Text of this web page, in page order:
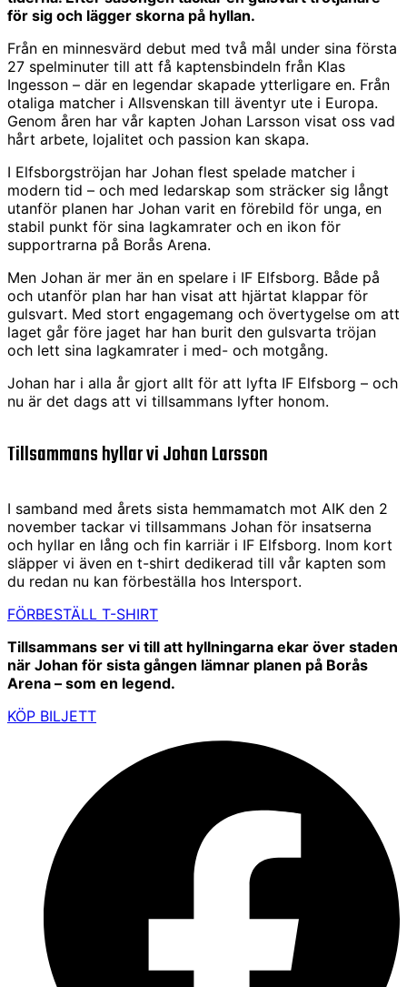
för sig och lägger skorna på hyllan.
Från en minnesvärd debut med två mål under sina första
27 spelminuter till att få kaptensbindeln från Klas
Ingesson – där en legendar skapade ytterligare en. Från
otaliga matcher i Allsvenskan till äventyr ute i Europa.
Genom åren har vår kapten Johan Larsson visat oss vad
hårt arbete, lojalitet och passion kan skapa.
I Elfsborgströjan har Johan flest spelade matcher i
modern tid – och med ledarskap som sträcker sig långt
utanför planen har Johan varit en förebild för unga, en
stabil punkt för sina lagkamrater och en ikon för
supportrarna på Borås Arena.
Men Johan är mer än en spelare i IF Elfsborg. Både på
och utanför plan har han visat att hjärtat klappar för
gulsvart. Med stort engagemang och övertygelse om att
laget går före jaget har han burit den gulsvarta tröjan
och lett sina lagkamrater i med- och motgång.
Johan har i alla år gjort allt för att lyfta IF Elfsborg – och
nu är det dags att vi tillsammans lyfter honom.
Tillsammans hyllar vi Johan Larsson
I samband med årets sista hemmamatch mot AIK den 2
november tackar vi tillsammans Johan för insatserna
och hyllar en lång och fin karriär i IF Elfsborg. Inom kort
släpper vi även en t-shirt dedikerad till vår kapten som
du redan nu kan förbeställa hos Intersport.
FÖRBESTÄLL T-SHIRT
Tillsammans ser vi till att hyllningarna ekar över staden
när Johan för sista gången lämnar planen på Borås
Arena – som en legend.
KÖP BILJETT